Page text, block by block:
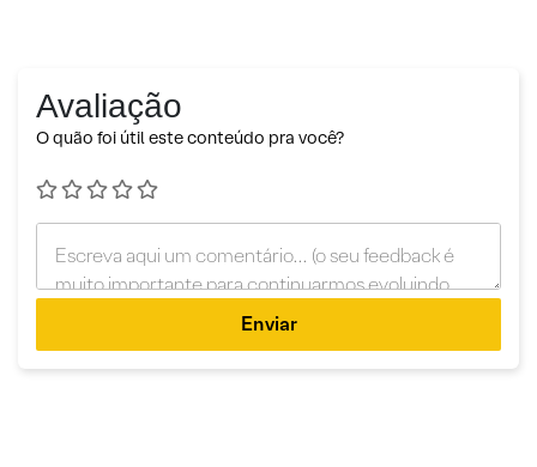
Avaliação
O quão foi útil este conteúdo pra você?
Enviar